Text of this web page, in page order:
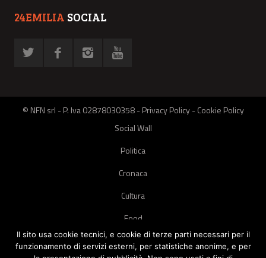
24EMILIA SOCIAL
© NFN srl - P. Iva 02878030358 -Privacy Policy-Cookie Policy
Social Wall
Politica
Cronaca
Cultura
Food
Green
Il sito usa cookie tecnici, e cookie di terze parti necessari per il
funzionamento di servizi esterni, per statistiche anonime, e per